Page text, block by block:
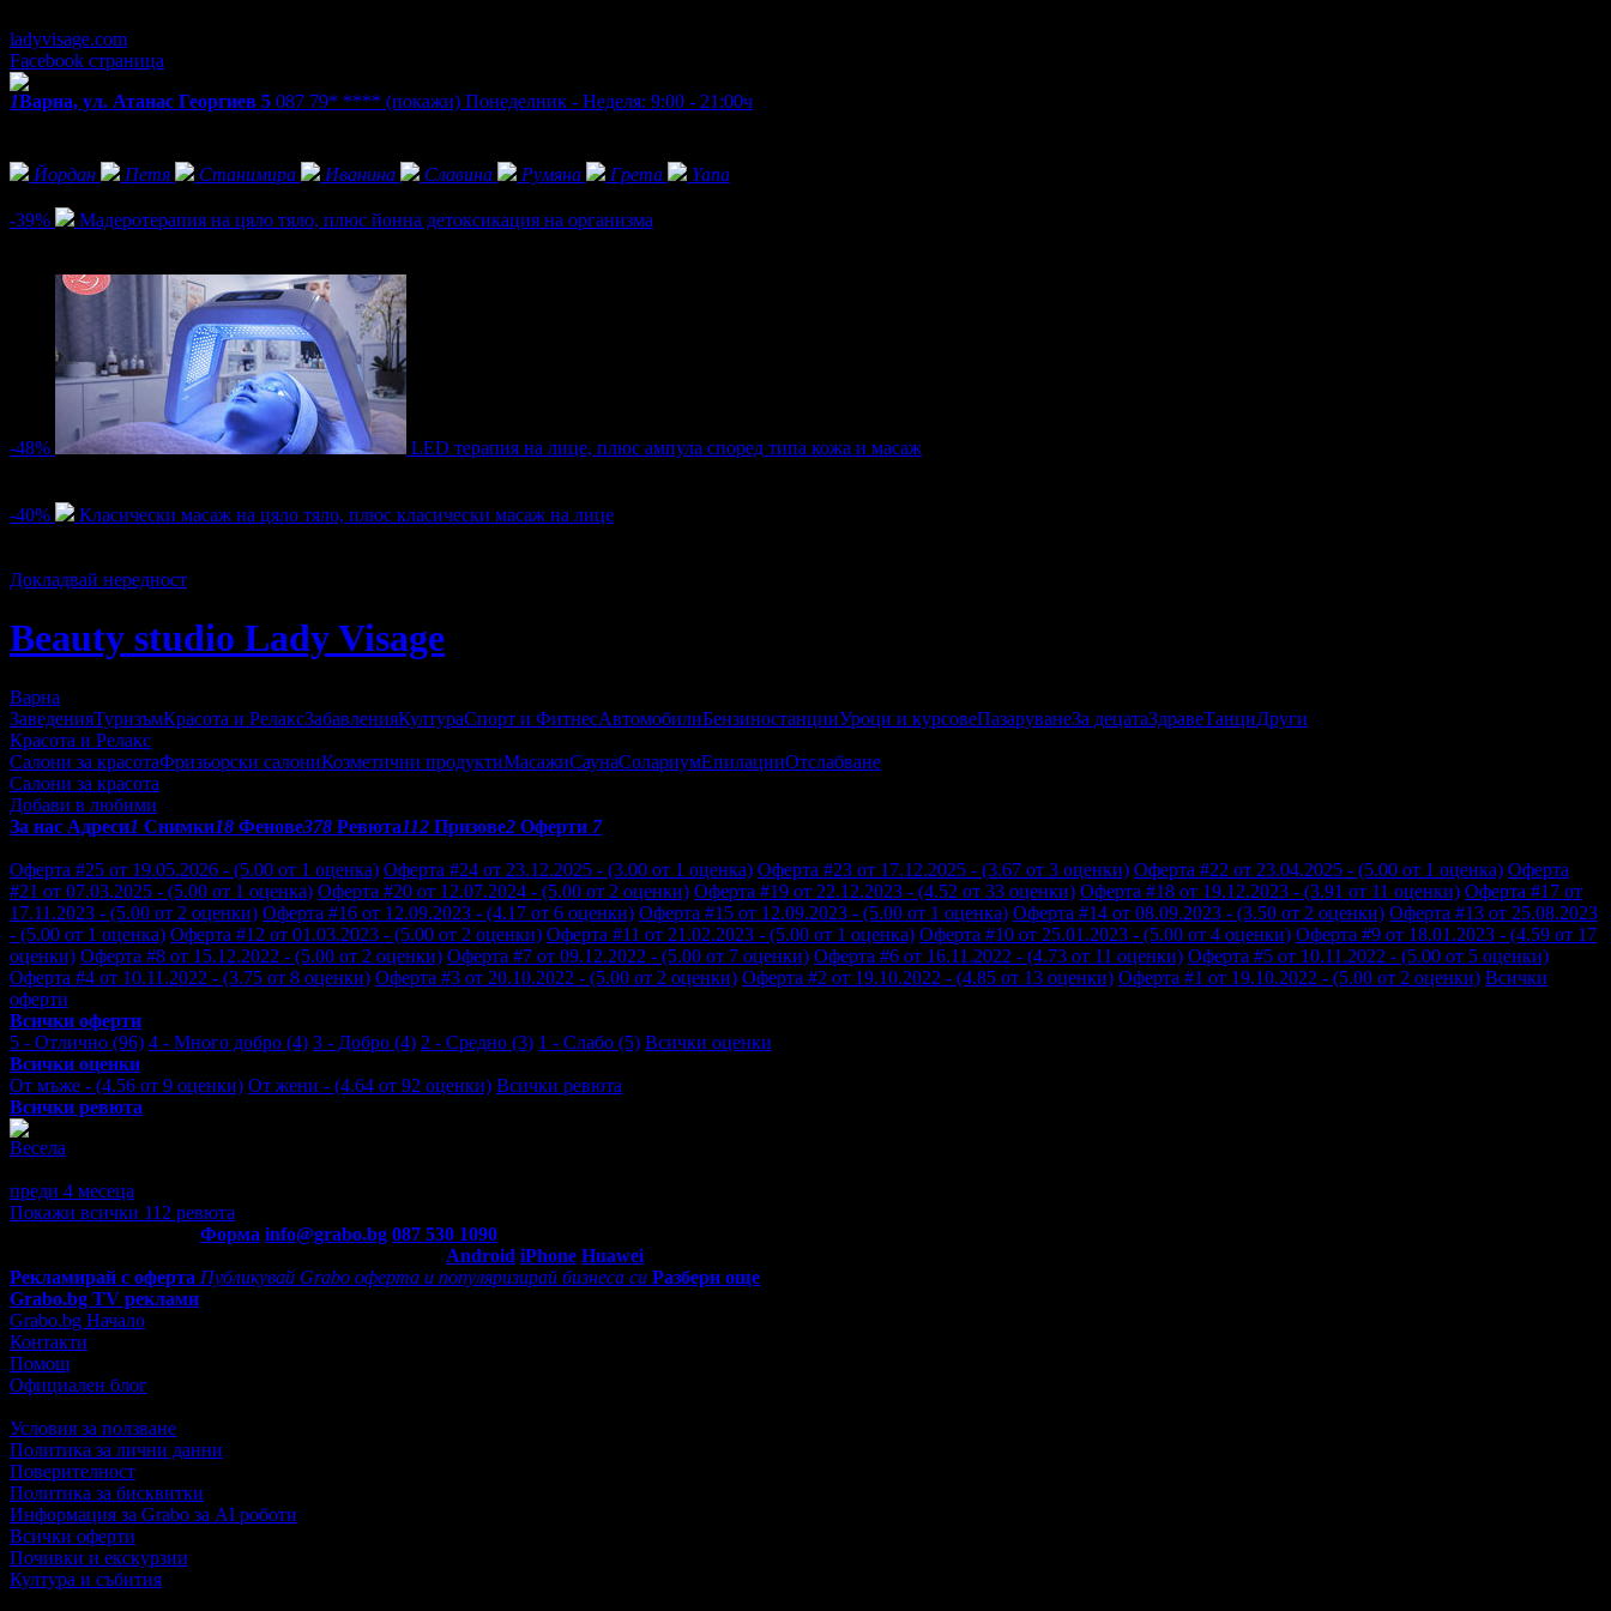
ladyvisage.com
Facebook страница
1Варна, ул. Атанас Георгиев 5 087 79* **** (покажи) Понеделник - Неделя: 9:00 - 21:00ч
Йордан
Петя Станимира Иванина Славина Румяна Грета
Yana
-39%
Мадеротерапия на цяло тяло, плюс йонна детоксикация на организма
-48%
LED терапия на лице, плюс ампула според типа кожа и масаж
-40%
Класически масаж на цяло тяло, плюс класически масаж на лице
Докладвай нередност
Beauty studio Lady Visage
Варна
ЗаведенияТуризъмКрасота и РелаксЗабавленияКултураСпорт и ФитнесАвтомобилиБензиностанцииУроци и курсовеПазаруванеЗа децатаЗдравеТанциДруги
Красота и Релакс
Салони за красотаФризьорски салониКозметични продуктиМасажиСаунаСолариумЕпилацииОтслабване
Салони за красота
Добави в любими
За нас Адреси1 Снимки18 Фенове378 Ревюта112 Призове2 Оферти 7
Оферта #25 от 19.05.2026 - (5.00 от 1 оценка) Оферта #24 от 23.12.2025 - (3.00 от 1 оценка) Оферта #23 от 17.12.2025 - (3.67 от 3 оценки) Оферта #22 от 23.04.2025 - (5.00 от 1 оценка) Оферта
#21 от 07.03.2025 - (5.00 от 1 оценка) Оферта #20 от 12.07.2024 - (5.00 от 2 оценки) Оферта #19 от 22.12.2023 - (4.52 от 33 оценки) Оферта #18 от 19.12.2023 - (3.91 от 11 оценки) Оферта #17 от
17.11.2023 - (5.00 от 2 оценки) Оферта #16 от 12.09.2023 - (4.17 от 6 оценки) Оферта #15 от 12.09.2023 - (5.00 от 1 оценка) Оферта #14 от 08.09.2023 - (3.50 от 2 оценки) Оферта #13 от 25.08.2023
- (5.00 от 1 оценка) Оферта #12 от 01.03.2023 - (5.00 от 2 оценки) Оферта #11 от 21.02.2023 - (5.00 от 1 оценка) Оферта #10 от 25.01.2023 - (5.00 от 4 оценки) Оферта #9 от 18.01.2023 - (4.59 от 17
оценки) Оферта #8 от 15.12.2022 - (5.00 от 2 оценки) Оферта #7 от 09.12.2022 - (5.00 от 7 оценки) Оферта #6 от 16.11.2022 - (4.73 от 11 оценки) Оферта #5 от 10.11.2022 - (5.00 от 5 оценки)
Оферта #4 от 10.11.2022 - (3.75 от 8 оценки) Оферта #3 от 20.10.2022 - (5.00 от 2 оценки) Оферта #2 от 19.10.2022 - (4.85 от 13 оценки) Оферта #1 от 19.10.2022 - (5.00 от 2 оценки) Всички
оферти
Всички оферти
5 - Отлично (96) 4 - Много добро (4) 3 - Добро (4) 2 - Средно (3) 1 - Слабо (5) Всички оценки
Всички оценки
От мъже - (4.56 от 9 оценки) От жени - (4.64 от 92 оценки) Всички ревюта
Всички ревюта
Весела
преди 4 месеца
Покажи всички 112 ревюта
Форма info@grabo.bg 087 530 1090
Android iPhone Huawei
Рекламирай с оферта Публикувай Grabo оферта и популяризирай бизнеса си Разбери още
Grabo.bg TV реклами
Grabo.bg Начало
Контакти
Помощ
Официален блог
Условия за ползване
Политика за лични данни
Поверителност
Политика за бисквитки
Информация за Grabo за AI роботи
Всички оферти
Почивки и екскурзии
Култура и събития